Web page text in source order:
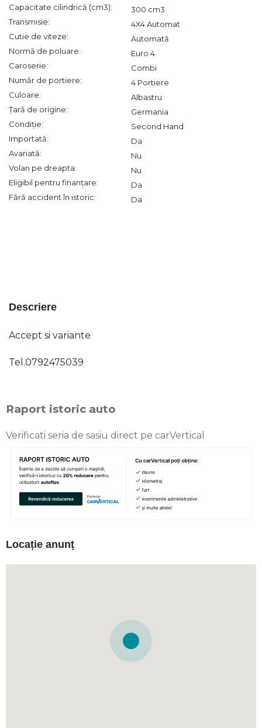
Capacitate cilindrică (cm3):
300 cm3
Transmisie:
4X4 Automat
Cutie de viteze:
Automată
Normă de poluare:
Euro 4
Caroserie:
Combi
Număr de portiere:
4 Portiere
Culoare:
Albastru
Țară de origine:
Germania
Condiție:
Second Hand
Importată:
Da
Avariată:
Nu
Volan pe dreapta:
Nu
Eligibil pentru finanțare:
Da
Fără accident în istoric:
Da
Descriere
Accept si variante
Tel.0792475039
Raport istoric auto
Verificati seria de sasiu direct pe carVertical
Locație anunț